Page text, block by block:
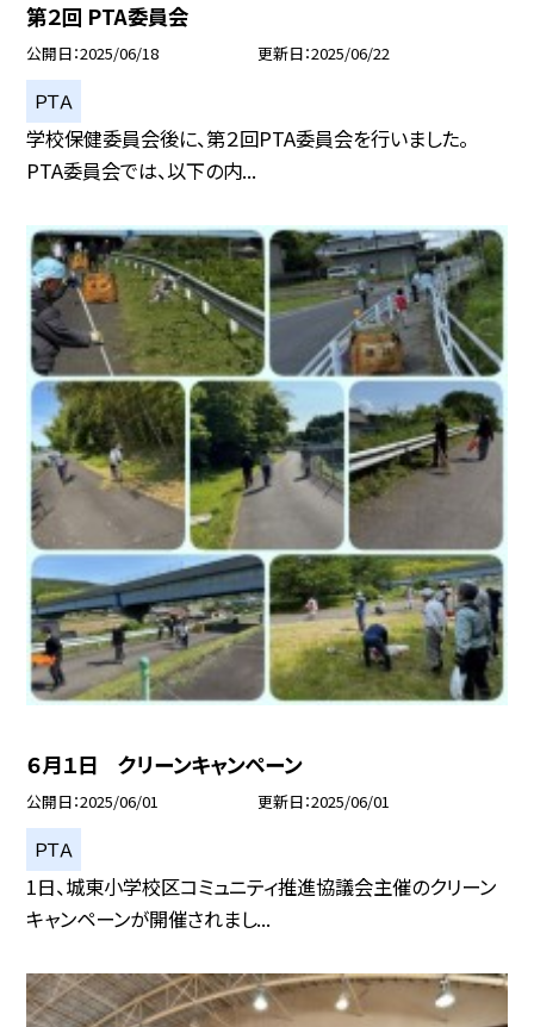
第２回 PTA委員会
公開日 2025/06/18 更新日 2025/06/22
ＰＴＡ
学校保健委員会後に、第２回PTA委員会を行いました。
PTA委員会では、以下の内...
６月１日 クリーンキャンペーン
公開日 2025/06/01 更新日 2025/06/01
ＰＴＡ
1日、城東小学校区コミュニティ推進協議会主催のクリーン
キャンペーンが開催されまし...